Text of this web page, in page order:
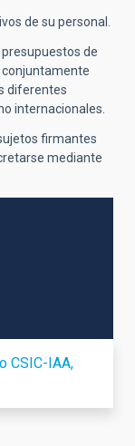
de su personal.
de
conjuntamente
diferentes
internacionales.
firmantes
mediante
CSIC-IAA,